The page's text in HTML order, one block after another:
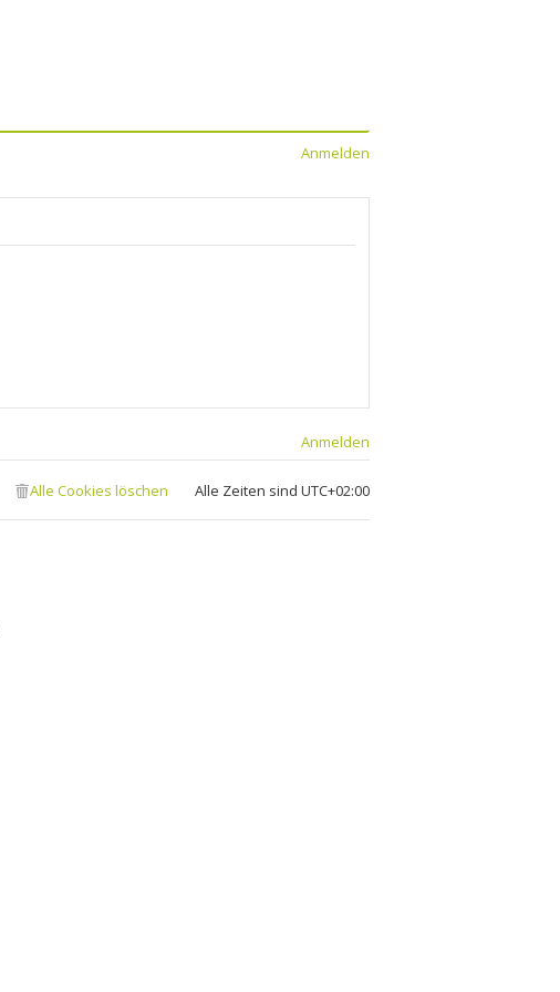
Anmelden
Anmelden
Alle Zeiten sind UTC+02:00
Alle Cookies löschen